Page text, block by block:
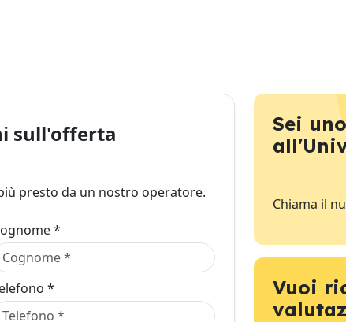
sull'offerta
presto da un nostro operatore.
*
*
Sei
Chiama il
Vuoi